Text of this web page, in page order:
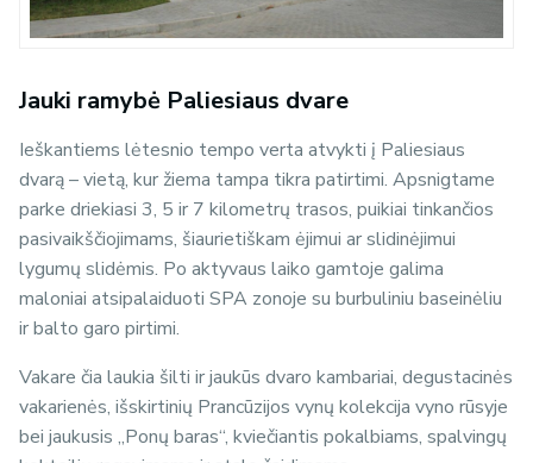
Jauki ramybė Paliesiaus dvare
Ieškantiems lėtesnio tempo verta atvykti į Paliesiaus
dvarą – vietą, kur žiema tampa tikra patirtimi. Apsnigtame
parke driekiasi 3, 5 ir 7 kilometrų trasos, puikiai tinkančios
pasivaikščiojimams, šiaurietiškam ėjimui ar slidinėjimui
lygumų slidėmis. Po aktyvaus laiko gamtoje galima
maloniai atsipalaiduoti SPA zonoje su burbuliniu baseinėliu
ir balto garo pirtimi.
Vakare čia laukia šilti ir jaukūs dvaro kambariai, degustacinės
vakarienės, išskirtinių Prancūzijos vynų kolekcija vyno rūsyje
bei jaukusis „Ponų baras“, kviečiantis pokalbiams, spalvingų